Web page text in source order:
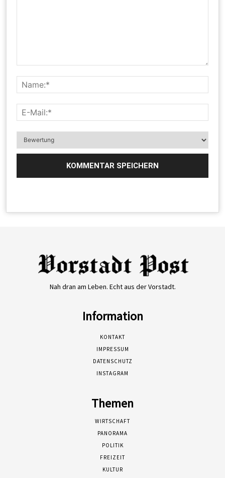
Nah dran am Leben. Echt aus der Vorstadt.
Information
KONTAKT
IMPRESSUM
DATENSCHUTZ
INSTAGRAM
Themen
WIRTSCHAFT
PANORAMA
POLITIK
FREIZEIT
KULTUR